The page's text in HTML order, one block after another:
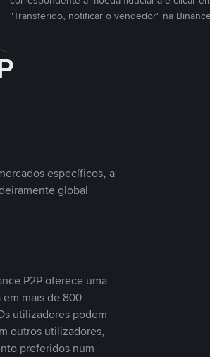
"Transferido, notificar o vendedor" na
específicos, a
global
P2P oferece uma
mais de 800
utilizadores podem
outros utilizadores,
preferidos num